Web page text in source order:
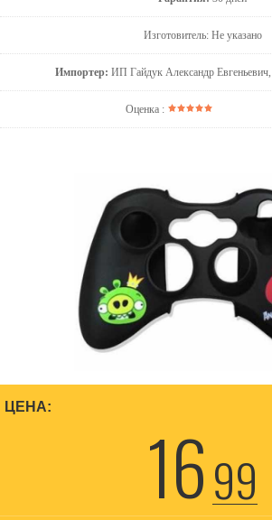
Изготовитель: Не указано
Импортер: ИП Гайдук Александр
Оценка :
ЦЕНА:
1699